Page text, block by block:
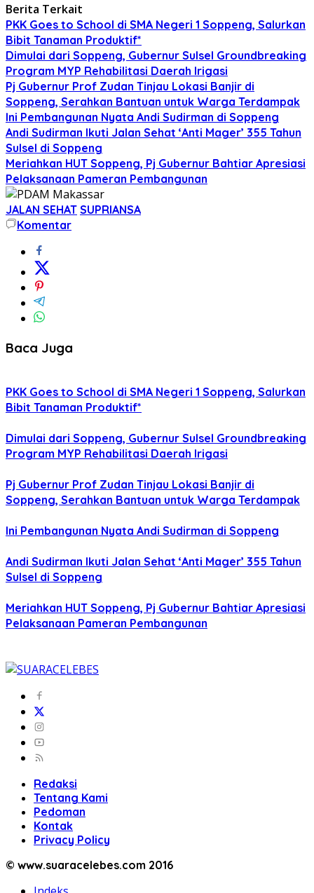
Berita Terkait
PKK Goes to School di SMA Negeri 1 Soppeng, Salurkan
Bibit Tanaman Produktif*
Dimulai dari Soppeng, Gubernur Sulsel Groundbreaking
Program MYP Rehabilitasi Daerah Irigasi
Pj Gubernur Prof Zudan Tinjau Lokasi Banjir di
Soppeng, Serahkan Bantuan untuk Warga Terdampak
Ini Pembangunan Nyata Andi Sudirman di Soppeng
Andi Sudirman Ikuti Jalan Sehat ‘Anti Mager’ 355 Tahun
Sulsel di Soppeng
Meriahkan HUT Soppeng, Pj Gubernur Bahtiar Apresiasi
Pelaksanaan Pameran Pembangunan
JALAN SEHAT SUPRIANSA
Komentar
Baca Juga
PKK Goes to School di SMA Negeri 1 Soppeng, Salurkan
Bibit Tanaman Produktif*
Dimulai dari Soppeng, Gubernur Sulsel Groundbreaking
Program MYP Rehabilitasi Daerah Irigasi
Pj Gubernur Prof Zudan Tinjau Lokasi Banjir di
Soppeng, Serahkan Bantuan untuk Warga Terdampak
Ini Pembangunan Nyata Andi Sudirman di Soppeng
Andi Sudirman Ikuti Jalan Sehat ‘Anti Mager’ 355 Tahun
Sulsel di Soppeng
Meriahkan HUT Soppeng, Pj Gubernur Bahtiar Apresiasi
Pelaksanaan Pameran Pembangunan
Redaksi
Tentang Kami
Pedoman
Kontak
Privacy Policy
© www.suaracelebes.com 2016